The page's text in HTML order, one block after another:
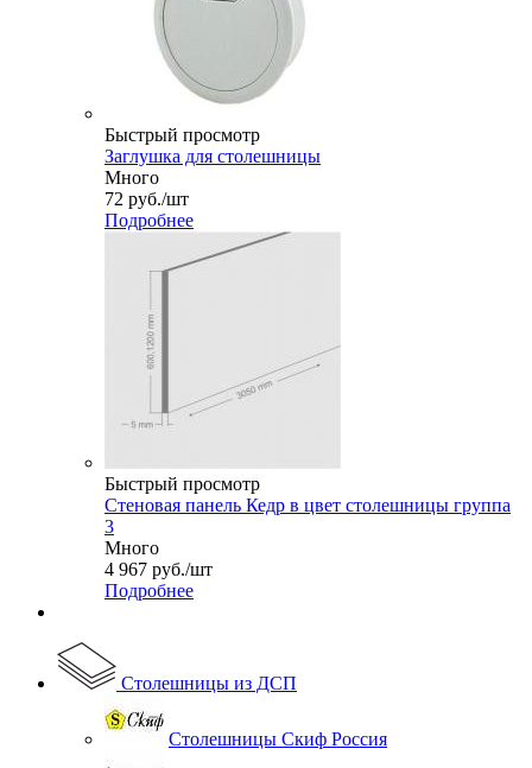
Быстрый просмотр
Заглушка для столешницы
Много
72 руб./шт
Подробнее
Быстрый просмотр
Стеновая панель Кедр в цвет столешницы группа
3
Много
4 967 руб./шт
Подробнее
Столешницы из ДСП
Столешницы Скиф Россия